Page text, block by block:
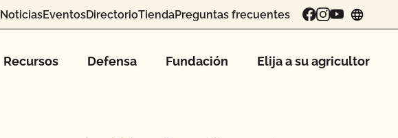
NoticiasEventosDirectorioTiendaPreguntas frecuentes
Recursos Defensa Fundación Elija a su agricultor